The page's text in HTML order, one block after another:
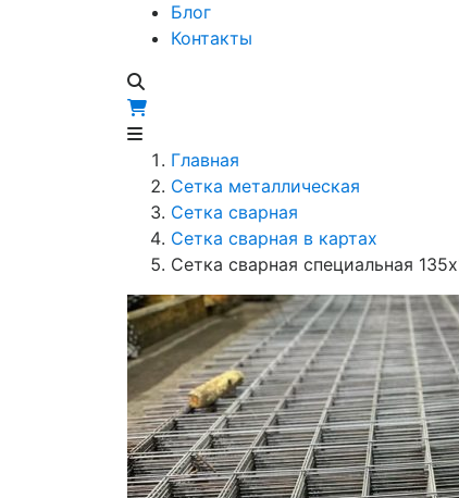
Блог
Контакты
Главная
Сетка металлическая
Сетка сварная
Сетка сварная в картах
Сетка сварная специальная